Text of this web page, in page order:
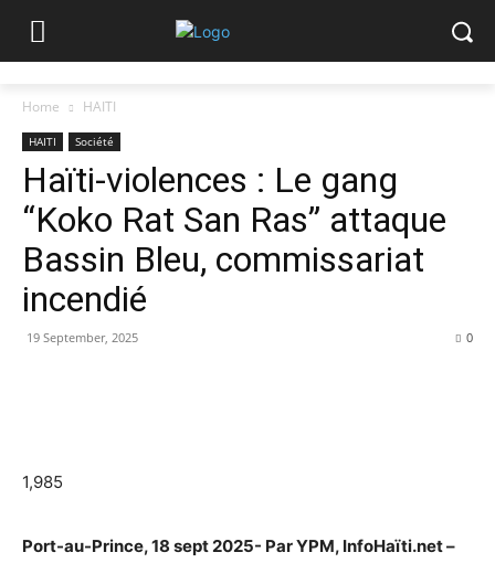
Home HAITI
HAITI Société
Haïti-violences : Le gang
“Koko Rat San Ras” attaque
Bassin Bleu, commissariat
incendié
19 September, 2025 0
1,985
Port-au-Prince, 18 sept 2025- Par YPM, InfoHaïti.net –